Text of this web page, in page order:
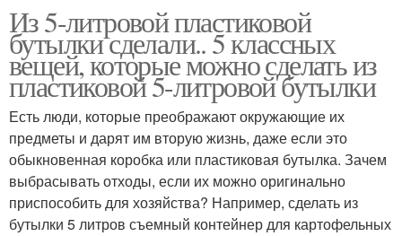
Из 5-литровой пластиковой
бутылки сделали.. 5 классных
вещей, которые можно сделать из
пластиковой 5-литровой бутылки
Есть люди, которые преображают окружающие их
предметы и дарят им вторую жизнь, даже если это
обыкновенная коробка или пластиковая бутылка. Зачем
выбрасывать отходы, если их можно оригинально
приспособить для хозяйства? Например, сделать из
бутылки 5 литров съемный контейнер для картофельных